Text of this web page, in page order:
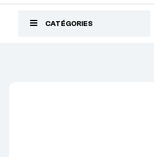
CATÉGORIES